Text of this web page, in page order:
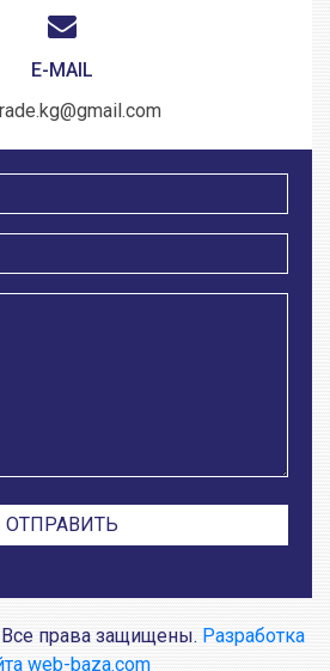
E-MAIL
права защищены. Разработка
web-baza.com